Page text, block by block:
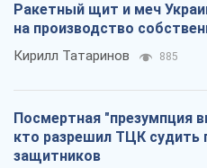
Ракетный щит и меч
на производство
Кирилл Татаринов 885
Посмертная "презумпция
кто разрешил ТЦК судить
защитников